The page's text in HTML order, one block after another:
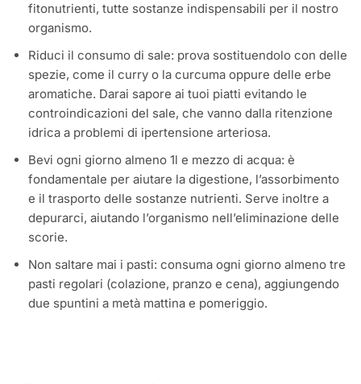
fitonutrienti, tutte sostanze indispensabili per il nostro
organismo.
Riduci il consumo di sale: prova sostituendolo con delle
spezie, come il curry o la curcuma oppure delle erbe
aromatiche. Darai sapore ai tuoi piatti evitando le
controindicazioni del sale, che vanno dalla ritenzione
idrica a problemi di ipertensione arteriosa.
Bevi ogni giorno almeno 1l e mezzo di acqua: è
fondamentale per aiutare la digestione, l’assorbimento
e il trasporto delle sostanze nutrienti. Serve inoltre a
depurarci, aiutando l’organismo nell’eliminazione delle
scorie.
Non saltare mai i pasti: consuma ogni giorno almeno tre
pasti regolari (colazione, pranzo e cena), aggiungendo
due spuntini a metà mattina e pomeriggio.